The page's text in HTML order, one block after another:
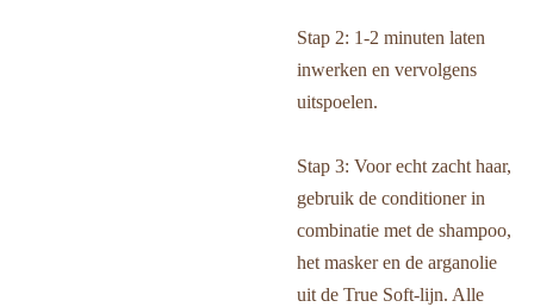
Stap 2: 1-2 minuten laten
inwerken en vervolgens
uitspoelen.
Stap 3: Voor echt zacht haar,
gebruik de conditioner in
combinatie met de shampoo,
het masker en de arganolie
uit de True Soft-lijn. Alle